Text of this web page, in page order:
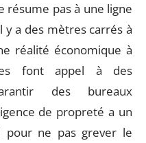
résume pas à une ligne
y a des mètres carrés à
réalité économique à
font appel à des
des bureaux
de propreté a un
ne pas grever le